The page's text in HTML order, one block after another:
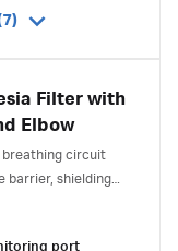
Filter with
Elbow
breathing circuit
barrier, shielding
equipment
port